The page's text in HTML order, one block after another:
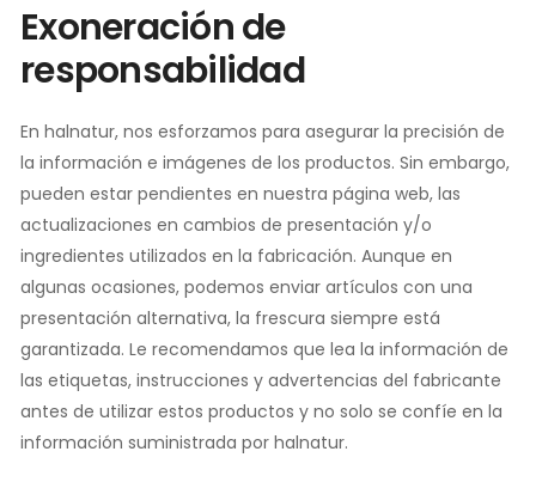
Exoneración de
responsabilidad
En halnatur, nos esforzamos para asegurar la precisión de
la información e imágenes de los productos. Sin embargo,
pueden estar pendientes en nuestra página web, las
actualizaciones en cambios de presentación y/o
ingredientes utilizados en la fabricación. Aunque en
algunas ocasiones, podemos enviar artículos con una
presentación alternativa, la frescura siempre está
garantizada. Le recomendamos que lea la información de
las etiquetas, instrucciones y advertencias del fabricante
antes de utilizar estos productos y no solo se confíe en la
información suministrada por halnatur.